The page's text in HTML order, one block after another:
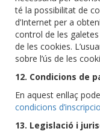
té la possibilitat de
d’Internet per a
control de les
de les cookies.
sobre l’ús de les
12. Condicions de
En aquest enllaç
condicions
13. Legislació i